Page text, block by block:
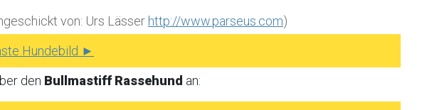
von: Urs Lässer http://www.parseus.com)
Hundebild ►
den Bullmastiff Rassehund an: